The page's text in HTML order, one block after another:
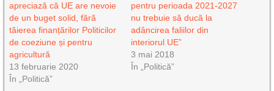
apreciază că UE are nevoie
de un buget solid, fără
tăierea finanțărilor Politicilor
de coeziune și pentru
agricultură
13 februarie 2020
În „Politică”
pentru perioada 2021-2027
nu trebuie să ducă la
adâncirea faliilor din
interiorul UE”
3 mai 2018
În „Politică”